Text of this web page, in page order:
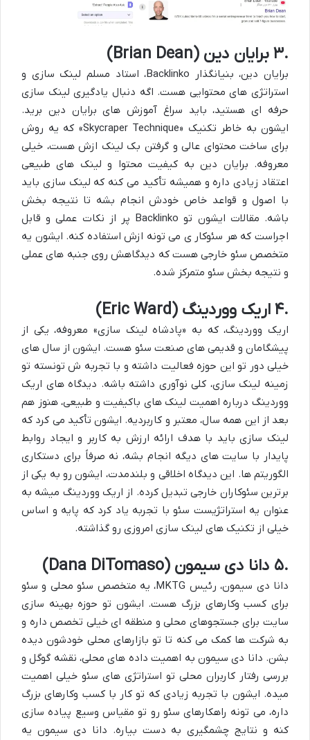
۳. برایان دین (Brian Dean
)
برایان دین، بنیانگذار Backlinko، استاد مسلم لینک سازی و
استراتژی های محتوایی هست. اگه دنبال یادگیری لینک سازی
حرفه ای هستید، باید سراغ آموزش های برایان دین برید.
ایشون به خاطر تکنیک «Skycraper Technique» که یه روش
برای ساخت محتوای عالی و گرفتن بک لینک ازش هست، خیلی
معروفه. برایان دین به کیفیت محتوا و لینک های طبیعی
اعتقاد زیادی داره و همیشه تأکید می کنه که لینک سازی باید
با اصول و قواعد خاص خودش انجام بشه تا نتیجه بخش
باشه. مقالات ایشون تو Backlinko پر از نکات عملی و قابل
اجراست که هر سئوکار ی می تونه ازش استفاده کنه. ایشون یه
متخصص سئو خارجیهست که دیدگاهش روی جنبه های عملی
و نتیجه بخش سئو متمرکز شده.
۴. اریک ووردینگ (Eric Ward
)
اریک ووردینگ، که به «پادشاه لینک سازی» معروفه، یکی از
پیشگامان و قدیمی های صنعت سئو هست. ایشون از سال های
خیلی دور تو این حوزه فعالیت داشته و با تجربه ش تونسته تو
زمینه لینک سازی، کلی نوآوری داشته باشه. دیدگاه های اریک
ووردینگ درباره اهمیت لینک های باکیفیت و طبیعی، هنوز هم
بعد از این همه سال، معتبر و کاربردیه. ایشون تأکید می کرد که
لینک سازی باید با هدف ارائه ارزش به کاربر و ایجاد روابط
پایدار با سایت های دیگه انجام بشه، نه صرفاً برای دستکاری
الگوریتم ها. این دیدگاه اخلاقی و بلندمدت، ایشون رو به یکی از
برترین سئوکاران خارجیتبدیل کرده. از اریک ووردینگ میشه به
عنوان یه استراتژیست سئوبا تجربه یاد کرد که پایه و اساس
خیلی از تکنیک های لینک سازی امروزی رو گذاشته.
۵. دانا دی سیمون (Dana DiTomaso
)
دانا دی سیمون، رئیس MKTG، یه متخصص سئو محلی و سئو
برای کسب وکارهای بزرگ هست. ایشون تو حوزه بهینه سازی
سایت برای جستجوهای محلی و منطقه ای خیلی تخصص داره و
به شرکت ها کمک می کنه تا تو بازارهای محلی خودشون دیده
بشن. دانا دی سیمون به اهمیت داده های محلی، نقشه گوگل و
بررسی رفتار کاربران محلی تو استراتژی های سئو خیلی اهمیت
میده. ایشون با تجربه زیادی که تو کار با کسب وکارهای بزرگ
داره، می تونه راهکارهای سئو رو تو مقیاس وسیع پیاده سازی
کنه و نتایج چشمگیری به دست بیاره. دانا دی سیمون یه